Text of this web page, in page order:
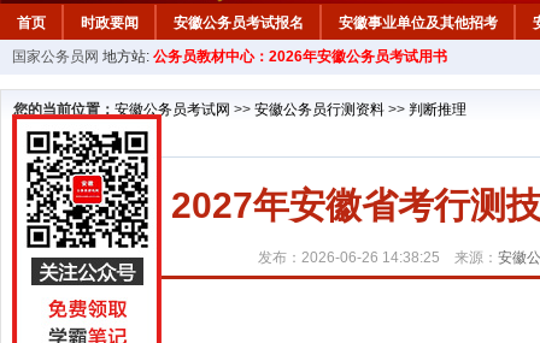
首页 时政要闻 安徽公务员考试报名 安徽事业单位及其他招考
安徽公务员行测试题 在线咨询 教材中心
国家公务员网 地方站: 公务员教材中心：2026年安徽公务员考试用书
您的当前位置： 安徽公务员考试网 >> 安徽公务员行测资料 >> 判断推理
2027年安徽省考行测
发布：2026-06-26 14:38:25 来源： 安徽